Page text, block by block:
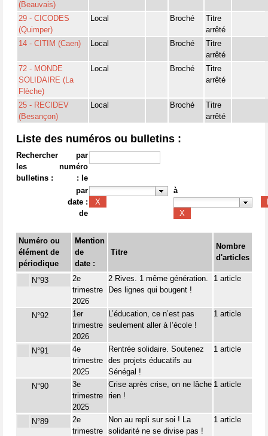
(Beauvais)
29 - CICODES
(Quimper)
Local Broché
Titre
arrêté
14 - CITIM (Caen)
Local Broché
Titre
arrêté
72 - MONDE
SOLIDAIRE (La
Flèche)
Local Broché
Titre
arrêté
25 - RECIDEV
(Besançon)
Local Broché
Titre
arrêté
Liste des numéros ou bulletins :
Rechercher
les
bulletins :
par
numéro
: le
par
date :
de
à
Numéro ou
élément de
périodique
Mention
de
date :
Titre
Nombre
d'articles
N°93
2e
trimestre
2026
2 Rives. 1 même génération.
Des lignes qui bougent !
1 article
N°92
1er
trimestre
2026
L’éducation, ce n’est pas
seulement aller à l’école !
1 article
N°91
4e
trimestre
2025
Rentrée solidaire. Soutenez
des projets éducatifs au
Sénégal !
1 article
N°90
3e
trimestre
2025
Crise après crise, on ne lâche
rien !
1 article
N°89
2e
trimestre
Non au repli sur soi ! La
solidarité ne se divise pas !
1 article